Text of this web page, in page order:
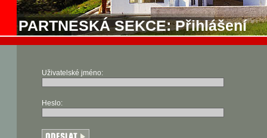
PARTNESKÁ SEKCE: Přihlášení
Uživatelské jméno:
Heslo: